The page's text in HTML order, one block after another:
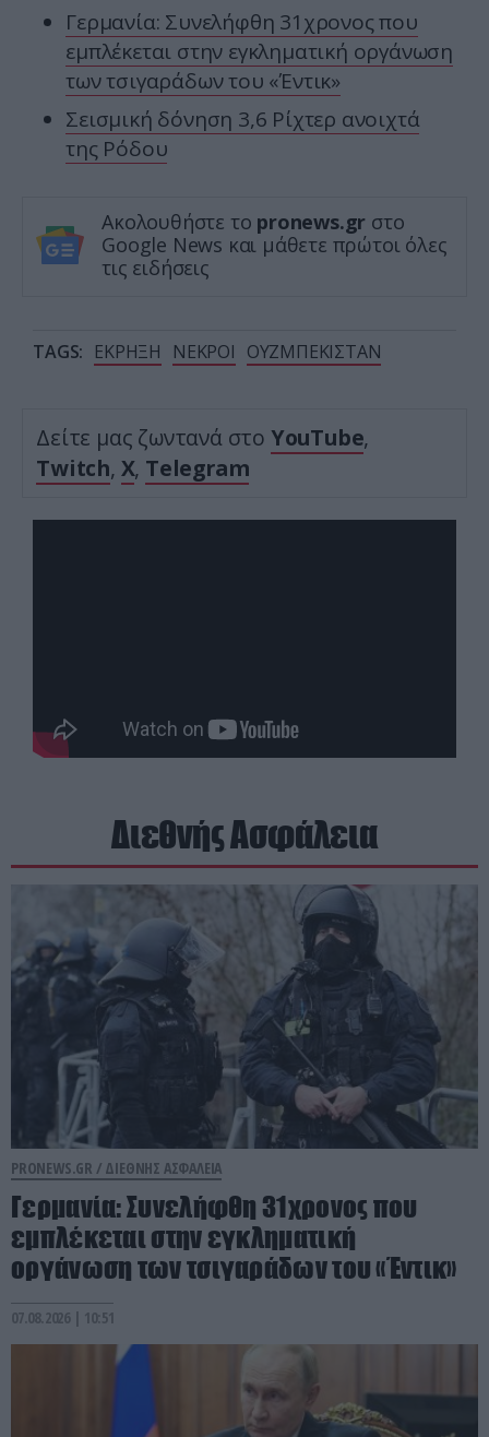
Γερμανία: Συνελήφθη 31χρονος που
εμπλέκεται στην εγκληματική οργάνωση
των τσιγαράδων του «Έντικ»
Σεισμική δόνηση 3,6 Ρίχτερ ανοιχτά
της Ρόδου
Ακολουθήστε το pronews.gr στο
Google News και μάθετε πρώτοι όλες
τις ειδήσεις
TAGS: ΕΚΡΗΞΗ ΝΕΚΡΟΙ ΟΥΖΜΠΕΚΙΣΤΑΝ
Δείτε μας ζωντανά στο YouTube,
Twitch, X, Telegram
Διεθνής Ασφάλεια
PRONEWS.GR / ΔΙΕΘΝΗΣ ΑΣΦΑΛΕΙΑ
Γερμανία: Συνελήφθη 31χρονος που
εμπλέκεται στην εγκληματική
οργάνωση των τσιγαράδων του «Έντικ»
07.08.2026 | 10:51